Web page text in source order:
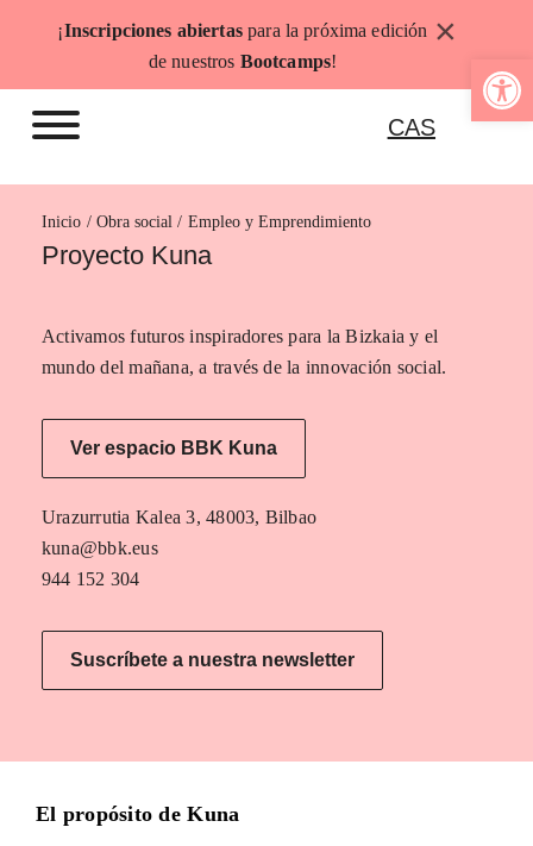
Abrir
¡Inscripciones abiertaspara la próxima edición
de nuestros Bootcamps!
×
CAS
Inicio Empleo y Emprendimiento
Proyecto Kuna
Activamos futuros inspiradores para la Bizkaia y el
mundo del mañana, a través de la innovación social.
Ver espacio BBK Kuna
Urazurrutia Kalea 3, 48003, Bilbao
kuna@bbk.eus
944 152 304
Suscríbete a nuestra newsletter
El propósito de Kuna